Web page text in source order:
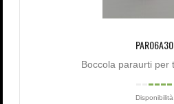
PAR06A30
Boccola paraurti per
Disponibilità